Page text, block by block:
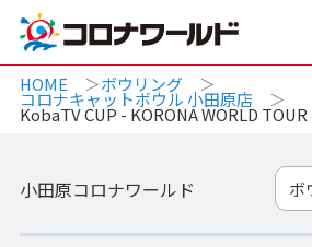
HOME ボウリング
コロナキャットボウル 小田原店
KobaTV CUP - KORONA WORLD
小田原コロナワールド ボ